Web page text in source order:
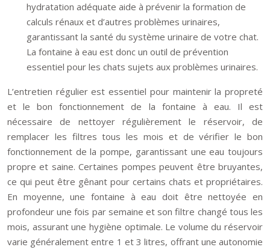
hydratation adéquate aide à prévenir la formation de
calculs rénaux et d’autres problèmes urinaires,
garantissant la santé du système urinaire de votre chat.
La fontaine à eau est donc un outil de prévention
essentiel pour les chats sujets aux problèmes urinaires.
L’entretien régulier est essentiel pour maintenir la propreté
et le bon fonctionnement de la fontaine à eau. Il est
nécessaire de nettoyer régulièrement le réservoir, de
remplacer les filtres tous les mois et de vérifier le bon
fonctionnement de la pompe, garantissant une eau toujours
propre et saine. Certaines pompes peuvent être bruyantes,
ce qui peut être gênant pour certains chats et propriétaires.
En moyenne, une fontaine à eau doit être nettoyée en
profondeur une fois par semaine et son filtre changé tous les
mois, assurant une hygiène optimale. Le volume du réservoir
varie généralement entre 1 et 3 litres, offrant une autonomie